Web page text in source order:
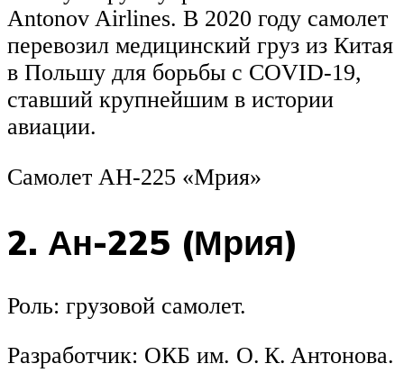
Antonov Airlines. В 2020 году самолет
перевозил медицинский груз из Китая
в Польшу для борьбы с COVID-19,
ставший крупнейшим в истории
авиации.
Самолет АН-225 «Мрия»
2. Ан-225 (Мрия)
Роль: грузовой самолет.
Разработчик: ОКБ им. О. К. Антонова.